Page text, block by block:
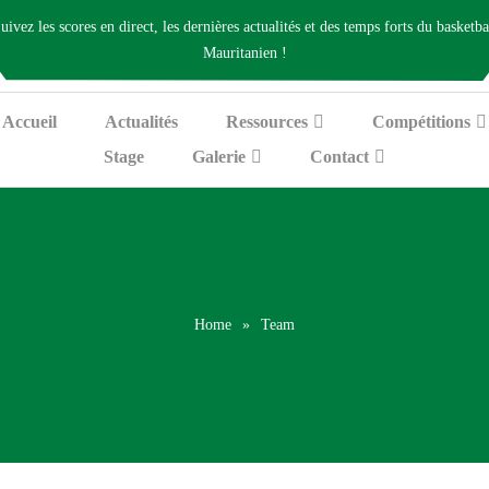
les scores en direct, les dernières actualités et des temps forts du
Mauritanien !
Accueil Actualités Ressources
Compétitions
Stage
Galerie Contact
Home » Team